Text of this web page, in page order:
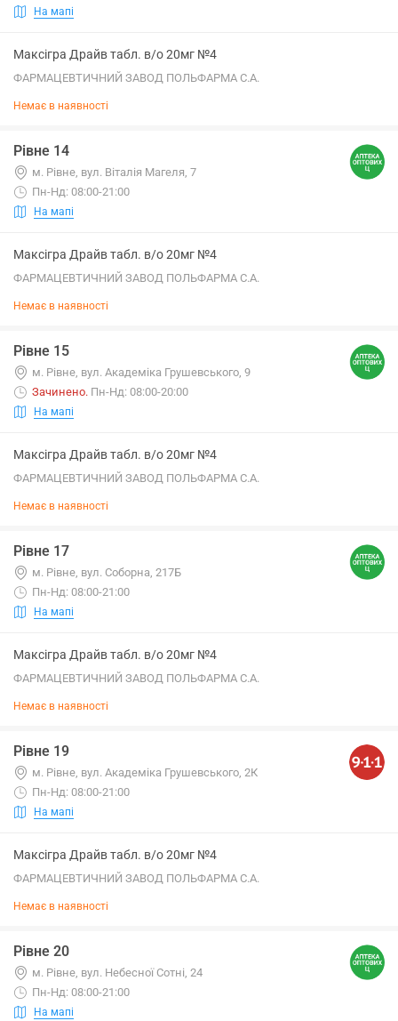
На мапі
Максігра Драйв табл. в/о 20мг №4
ФАРМАЦЕВТИЧНИЙ ЗАВОД ПОЛЬФАРМА С.А.
Немає в наявності
Рівне 14
м. Рівне, вул. Віталія Магеля, 7
Пн-Нд: 08:00-21:00
На мапі
Максігра Драйв табл. в/о 20мг №4
ФАРМАЦЕВТИЧНИЙ ЗАВОД ПОЛЬФАРМА С.А.
Немає в наявності
Рівне 15
м. Рівне, вул. Академіка Грушевського, 9
Зачинено. Пн-Нд: 08:00-20:00
На мапі
Максігра Драйв табл. в/о 20мг №4
ФАРМАЦЕВТИЧНИЙ ЗАВОД ПОЛЬФАРМА С.А.
Немає в наявності
Рівне 17
м. Рівне, вул. Соборна, 217Б
Пн-Нд: 08:00-21:00
На мапі
Максігра Драйв табл. в/о 20мг №4
ФАРМАЦЕВТИЧНИЙ ЗАВОД ПОЛЬФАРМА С.А.
Немає в наявності
Рівне 19
м. Рівне, вул. Академіка Грушевського, 2К
Пн-Нд: 08:00-21:00
На мапі
Максігра Драйв табл. в/о 20мг №4
ФАРМАЦЕВТИЧНИЙ ЗАВОД ПОЛЬФАРМА С.А.
Немає в наявності
Рівне 20
м. Рівне, вул. Небесної Сотні, 24
Пн-Нд: 08:00-21:00
На мапі